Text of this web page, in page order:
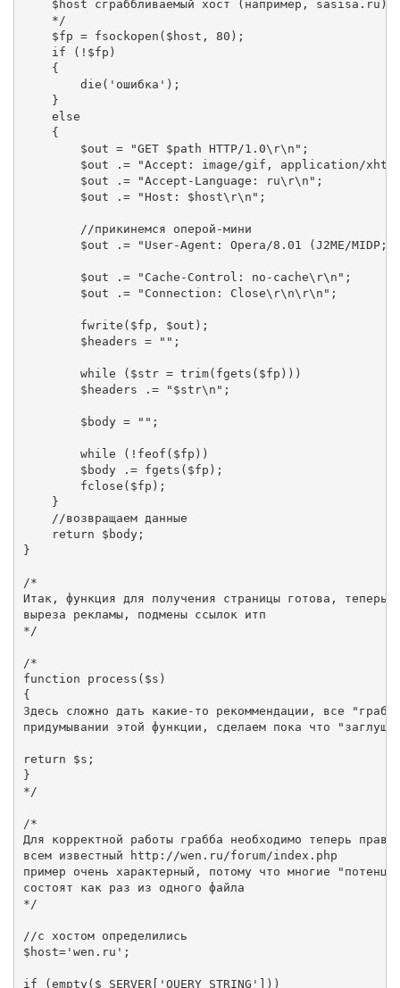
    $host сграббливаемый хост (например, sasisa.ru)
    */
    $fp = fsockopen($host, 80);
    if (!$fp)
    {
        die('ошибка');
    }
    else
    {
        $out = "GET $path HTTP/1.0\r\n";
$out .= "Accept: image/gif, application/
        $out .= "Accept-Language: ru\r\n";
        $out .= "Host: $host\r\n";
        //прикинемся оперой-мини
$out .= "User-Agent: Opera/8.01 (J2ME/MIDP;
        $out .= "Cache-Control: no-cache\r\n";
        $out .= "Connection: Close\r\n\r\n";
        fwrite($fp, $out);
        $headers = "";
        while ($str = trim(fgets($fp)))
        $headers .= "$str\n";
        $body = "";
        while (!feof($fp))
        $body .= fgets($fp);
        fclose($fp);
    }
    //возвращаем данные
    return $body;
}
/*
Итак, функция для получения страницы готова, теперь
выреза рекламы, подмены ссылок итп
*/
/*
function process($s)
{
Здесь сложно дать какие-то рекоммендации, все
придумывании этой функции, сделаем пока что
return $s;
}
*/
/*
Для корректной работы грабба необходимо теперь
всем известный http://wen.ru/forum/index.php
пример очень характерный, потому что многие
состоят как раз из одного файла
*/
//с хостом определились
$host='wen.ru';
if (empty($_SERVER['QUERY_STRING']))